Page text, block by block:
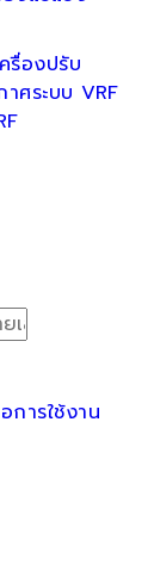
การใช้งาน